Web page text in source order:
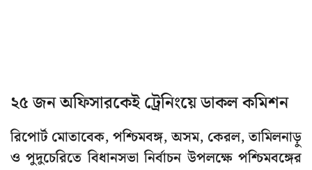
২৫ জন অফিসারকেই ট্রেনিংয়ে ডাকল কমিশন
রিপোর্ট মোতাবেক, পশ্চিমবঙ্গ, অসম, কেরল, তামিলনাড়ু
ও পুদুচেরিতে বিধানসভা নির্বাচন উপলক্ষে পশ্চিমবঙ্গের